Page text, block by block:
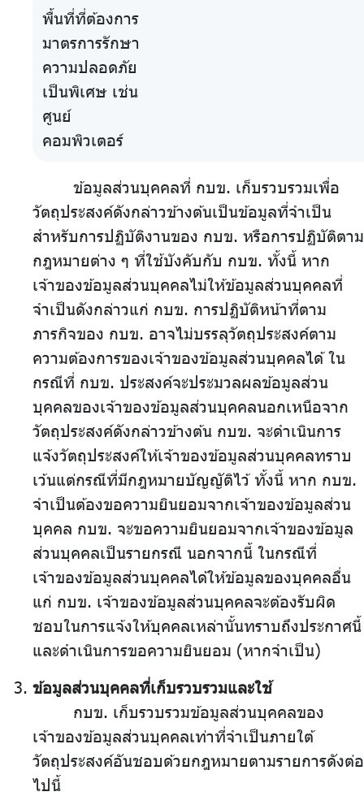
พื้นที่ที่ต้องการ
มาตรการรักษา
ความปลอดภัย
เป็นพิเศษ เช่น
ศูนย์
คอมพิวเตอร์
ข้อมูลส่วนบุคคลที่ กบข. เก็บรวบรวมเพื่อ
วัตถุประสงค์ดังกล่าวข้างต้นเป็นข้อมูลที่จำเป็น
สำหรับการปฏิบัติงานของ กบข. หรือการปฏิบัติตาม
กฎหมายต่าง ๆ ที่ใช้บังคับกับ กบข. ทั้งนี้ หาก
เจ้าของข้อมูลส่วนบุคคลไม่ให้ข้อมูลส่วนบุคคลที่
จำเป็นดังกล่าวแก่ กบข. การปฏิบัติหน้าที่ตาม
ภารกิจของ กบข. อาจไม่บรรลุวัตถุประสงค์ตาม
ความต้องการของเจ้าของข้อมูลส่วนบุคคลได้ ใน
กรณีที่ กบข. ประสงค์จะประมวลผลข้อมูลส่วน
บุคคลของเจ้าของข้อมูลส่วนบุคคลนอกเหนือจาก
วัตถุประสงค์ดังกล่าวข้างต้น กบข. จะดำเนินการ
แจ้งวัตถุประสงค์ให้เจ้าของข้อมูลส่วนบุคคลทราบ
เว้นแต่กรณีที่มีกฎหมายบัญญัติไว้ ทั้งนี้ หาก กบข.
จำเป็นต้องขอความยินยอมจากเจ้าของข้อมูลส่วน
บุคคล กบข. จะขอความยินยอมจากเจ้าของข้อมูล
ส่วนบุคคลเป็นรายกรณี นอกจากนี้ ในกรณีที่
เจ้าของข้อมูลส่วนบุคคลได้ให้ข้อมูลของบุคคลอื่น
แก่ กบข. เจ้าของข้อมูลส่วนบุคคลจะต้องรับผิด
ชอบในการแจ้งให้บุคคลเหล่านั้นทราบถึงประกาศนี้
และดำเนินการขอความยินยอม (หากจำเป็น)
ข้อมูลส่วนบุคคลที่เก็บรวบรวมและใช้
กบข. เก็บรวบรวมข้อมูลส่วนบุคคลของ
เจ้าของข้อมูลส่วนบุคคลเท่าที่จำเป็นภายใต้
วัตถุประสงค์อันชอบด้วยกฎหมายตามรายการดังต่อ
ไปนี้